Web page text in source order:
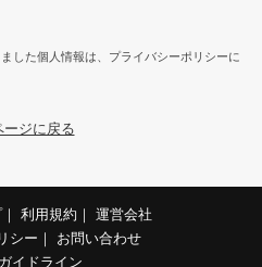
した個人情報は、プライバシーポリシーに
ージに戻る
利用規約
運営会社
シー
お問い合わせ
イドライン